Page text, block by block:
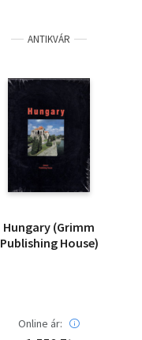
ANTIKVÁR
Hungary (Grimm
Publishing House)
Online ár: